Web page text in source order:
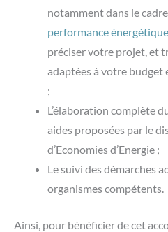
notamment dans le cadre
performance énergétique
préciser votre projet, et
adaptées à votre budget
;
L’élaboration complète
aides proposées par le
d’Economies d’Energie ;
Le suivi des démarches
organismes compétents.
Ainsi, pour bénéficier de cet